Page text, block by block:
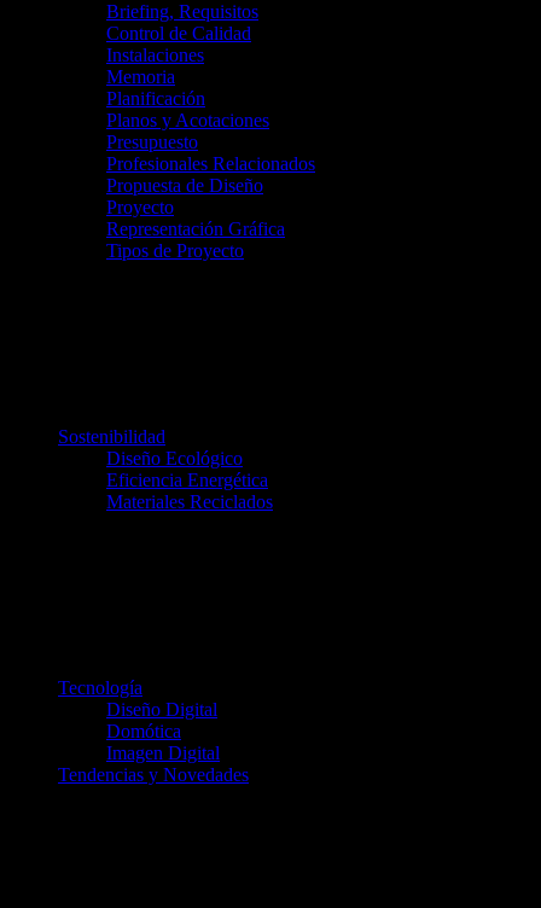
Briefing, Requisitos
Control de Calidad
Instalaciones
Memoria
Planificación
Planos y Acotaciones
Presupuesto
Profesionales Relacionados
Propuesta de Diseño
Proyecto
Representación Gráfica
Tipos de Proyecto
Sostenibilidad
Diseño Ecológico
Eficiencia Energética
Materiales Reciclados
Tecnología
Diseño Digital
Domótica
Imagen Digital
Tendencias y Novedades